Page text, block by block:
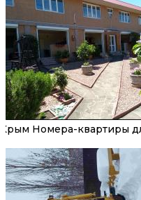
Крым Номера-квартиры